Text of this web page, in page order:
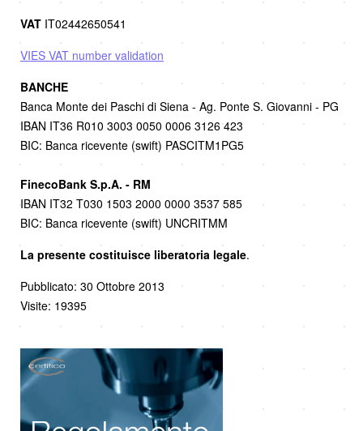
VAT IT02442650541
VIES VAT number validation
BANCHE
Banca Monte dei Paschi di Siena - Ag. Ponte S. Giovanni - PG
IBAN IT36 R010 3003 0050 0006 3126 423
BIC: Banca ricevente (swift) PASCITM1PG5
FinecoBank S.p.A. - RM
IBAN IT32 T030 1503 2000 0000 3537 585
BIC: Banca ricevente (swift) UNCRITMM
La presente costituisce liberatoria legale.
Pubblicato: 30 Ottobre 2013
Visite: 19395